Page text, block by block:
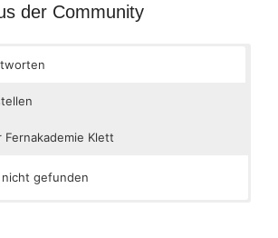
der Community
Fernakademie Klett
nicht gefunden